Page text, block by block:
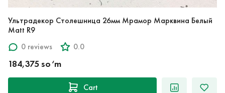
Ультрадекор Столешница 26мм Мрамор Марквина Белый
Matt R9
0 reviews
0.0
184,375 so‘m
Cart